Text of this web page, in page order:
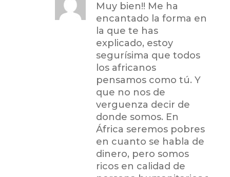
Muy bien!! Me ha
encantado la forma en
la que te has
explicado, estoy
segurísima que todos
los africanos
pensamos como tú. Y
que no nos de
verguenza decir de
donde somos. En
África seremos pobres
en cuanto se habla de
dinero, pero somos
ricos en calidad de